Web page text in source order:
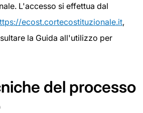
L'accesso si effettua dal
ecost.cortecostituzionale.it,
la Guida all'utilizzo per
del processo